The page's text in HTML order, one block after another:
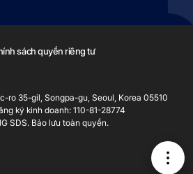
메
ro 35-gil, Songpa-gu, Seoul, Korea 05510
ký kinh doanh: 110-81-28774
SDS. Bảo lưu toàn quyền.
sách quyền riêng tư